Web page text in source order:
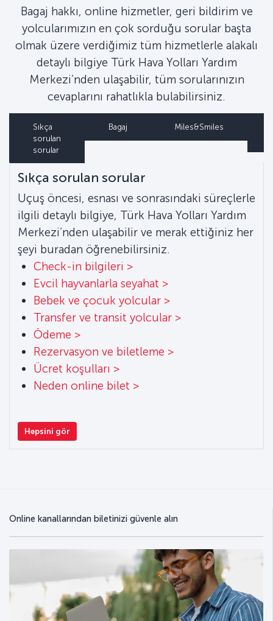
Bagaj hakkı, online hizmetler, geri bildirim ve
yolcularımızın en çok sorduğu sorular başta
olmak üzere verdiğimiz tüm hizmetlerle alakalı
detaylı bilgiye Türk Hava Yolları Yardım
Merkezi’nden ulaşabilir, tüm sorularınızın
cevaplarını rahatlıkla bulabilirsiniz.
Sıkça
sorulan
sorular
Bagaj Miles&Smiles
Sıkça sorulan sorular
Uçuş öncesi, esnası ve sonrasındaki süreçlerle
ilgili detaylı bilgiye, Türk Hava Yolları Yardım
Merkezi’nden ulaşabilir ve merak ettiğiniz her
şeyi buradan öğrenebilirsiniz.
Check-in bilgileri >
Evcil hayvanlarla seyahat >
Bebek ve çocuk yolcular >
Transfer ve transit yolcular >
Ödeme >
Rezervasyon ve biletleme >
Ücret koşulları >
Neden online bilet >
Hepsini gör
Online kanallarından biletinizi güvenle alın